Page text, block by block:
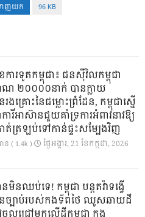
ាញយក 96 KB
ការទូតកម្ពុជា៖ ជនស៊ីវិលកម្ពុជា
ណ ២០០០០នាក់ បានក្លាយ
ងគ្រោះនៃជម្លោះព្រំដែន, កម្ពុជាស្នើ
រីអាស៊ានជួយគាំទ្រការអំពាវនាវឱ្យ
ត់ត្រឡប់ទៅកាន់ផ្ទះសម្បែងវិញ
ន ( 1.4k ) ថ្ងៃ​អង្គារ, 21 ខែ​កក្កដា, 2026
នមិនឈប់ទេ! កម្ពុជា បន្តតវ៉ាទង្វើ
ច្បាប់របស់កងទ័ពថៃ ឈូសឆាយដី